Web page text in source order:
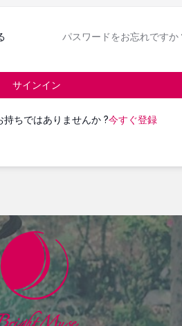
パスワードをお忘れですか
サインイン
持ちではありませんか ?今すぐ登録